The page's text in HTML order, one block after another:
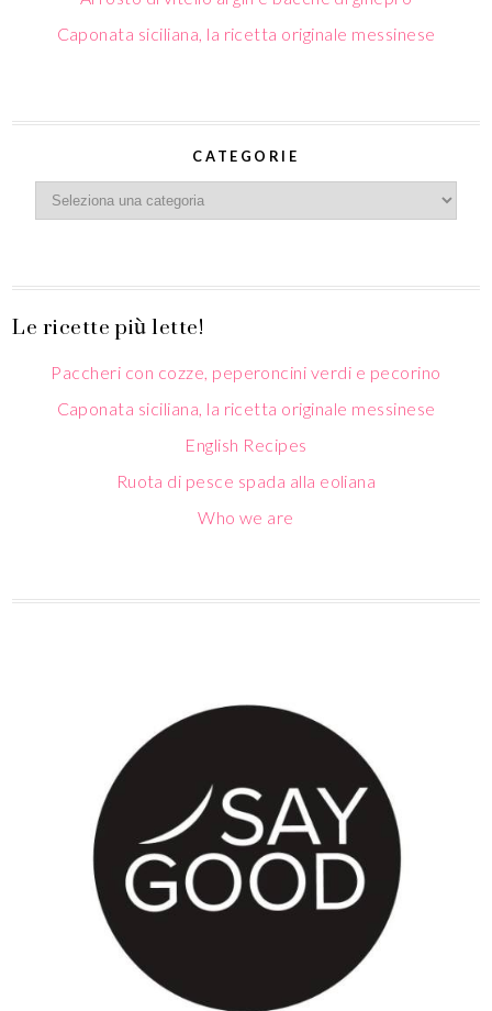
CATEGORIE
Le ricette più lette!
Caponata siciliana, la ricetta originale messinese
English Recipes
Ruota di pesce spada alla eoliana
Who we are